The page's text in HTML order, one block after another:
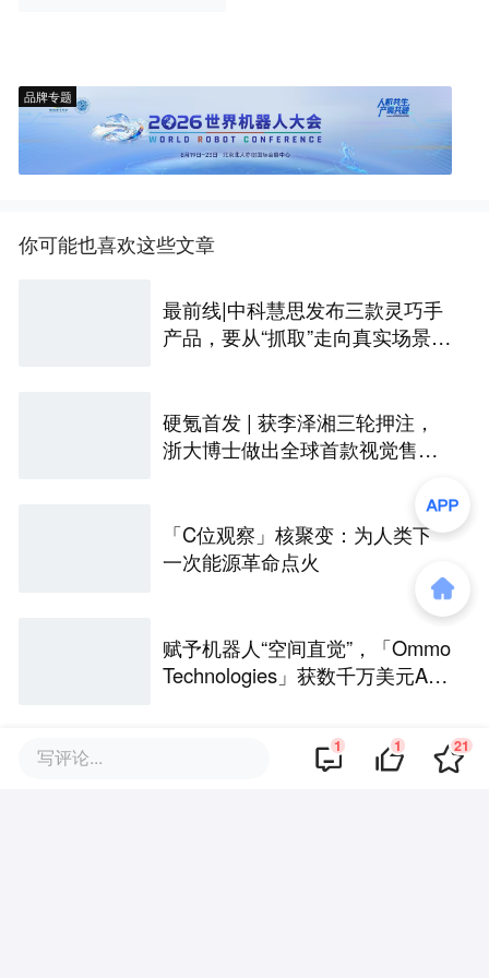
品牌专题
你可能也喜欢这些文章
最前线|中科慧思发布三款灵巧手
产品，要从“抓取”走向真实场景作
硬氪首发 | 获李泽湘三轮押注，
浙大博士做出全球首款视觉售后
「C位观察」核聚变：为人类下
一次能源革命点火
赋予机器人“空间直觉”，「Ommo
Technologies」获数千万美元A轮
CMC资本王鹤宇：回到没有AI的
写评论... 1 1 21